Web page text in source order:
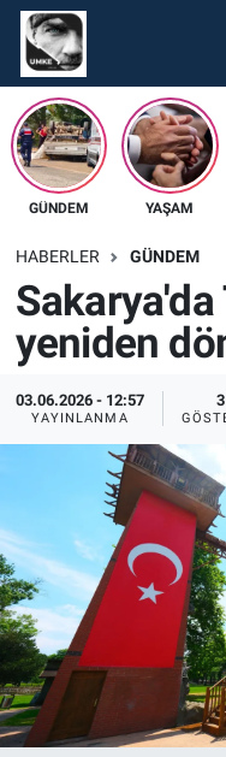
GÜNDEM YAŞAM
HABERLER GÜNDEM
yeniden
03.06.2026 - 12:57
YAYINLANMA
3
Gündem
Ekonomi
Spor
Tüm Haberler
İletişim
Künye
Nöbetçi
Hava Durumu
Namaz Vakitleri
Süper Lig Puan
Tüm Manşetler
Son Dakika
Haber Arşivi